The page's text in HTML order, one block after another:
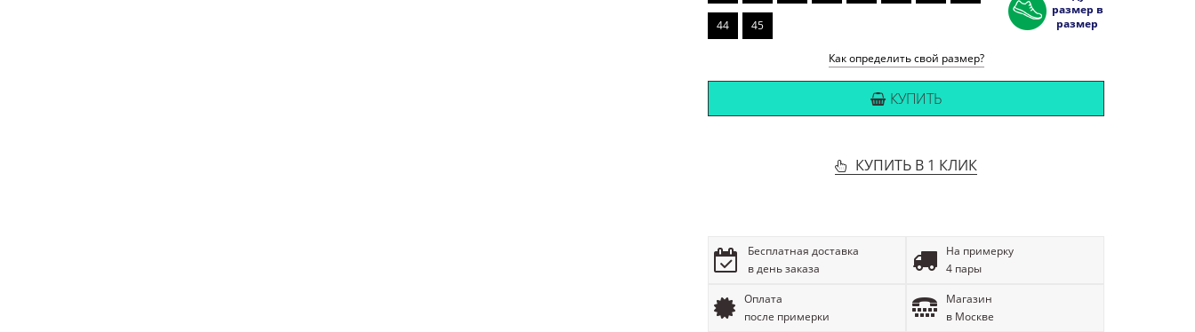
44 45
размер в
размер
Как определить свой размер?
КУПИТЬ
КУПИТЬ В 1 КЛИК
Бесплатная доставка
в день заказа
На примерку
4 пары
Оплата
после примерки
Магазин
в Москве